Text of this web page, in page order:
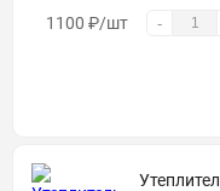
1100 ₽/шт -